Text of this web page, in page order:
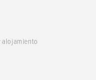
alojamiento